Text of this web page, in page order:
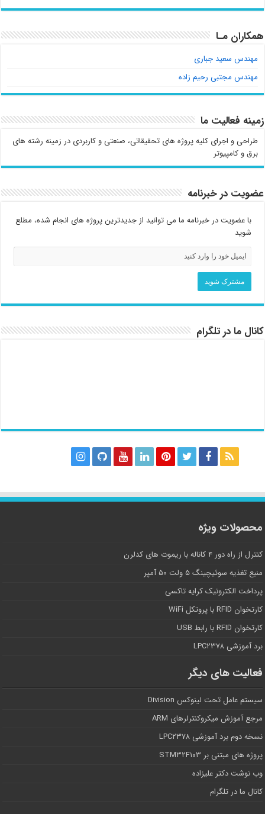
همکاران مـا
مهندس سعید جباری
مهندس مجتبی رحیم زاده
زمینه فعالیت ما
طراحی و اجرای کلیه پروژه های تحقیقاتی، صنعتی و کاربردی در زمینه رشته های
برق و کامپیوتر
عضویت در خبرنامه
با عضویت در خبرنامه ما می توانید از جدیدترین پروژه های انجام شده، مطلع
شوید
کانال ما در تلگرام
محصولات ویژه
کنترل از راه دور ۴ کاناله با ریموت های کدلرن
منبع تغذیه سوئیچینگ ۵ ولت ۵۰ آمپر
پرداخت الکترونیک کرایه تاکسی
کارتخوان RFID با پروتکل WiFi
کارتخوان RFID با رابط USB
برد آموزشی LPC۲۳۷۸
فعالیت های دیگر
سیستم عامل تحت لینوکس Division
مرجع آموزش میکروکنترلرهای ARM
نسخه دوم برد آموزشی LPC۲۳۷۸
پروژه های مبتنی بر STM۳۲F۱۰۳
وب نوشت دکتر علیزاده
کانال ما در تلگرام